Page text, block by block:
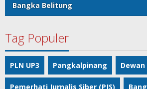
Bangka Belitung
Tag Populer
PLN UP3 Pangkalpinang Dewan
Pemerhati Jurnalis Siber (PJS)